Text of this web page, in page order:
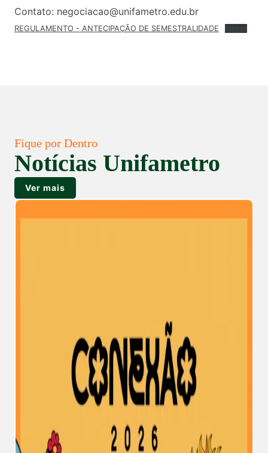
Contato: negociacao@unifametro.edu.br
REGULAMENTO - ANTECIPAÇÃO DE SEMESTRALIDADE
Fique por Dentro
Notícias Unifametro
Ver mais